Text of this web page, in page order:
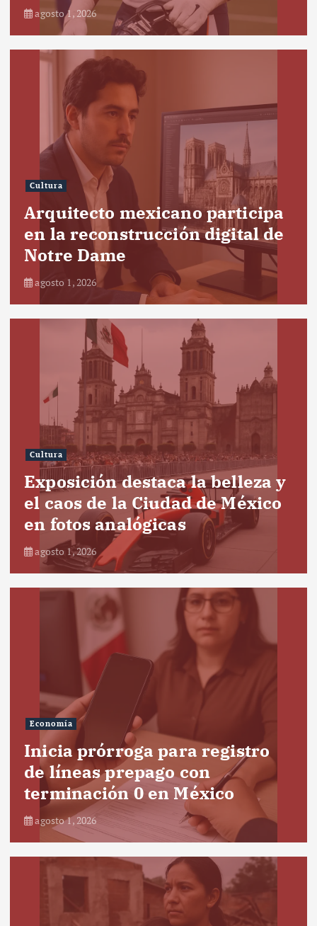
agosto 1, 2026
Cultura
Arquitecto mexicano participa
en la reconstrucción digital de
Notre Dame
agosto 1, 2026
Cultura
Exposición destaca la belleza y
el caos de la Ciudad de México
en fotos analógicas
agosto 1, 2026
Economía
Inicia prórroga para registro
de líneas prepago con
terminación 0 en México
agosto 1, 2026